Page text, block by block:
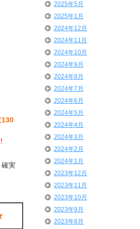
130
確実
2025年5月
2025年1月
2024年12月
2024年11月
2024年10月
2024年9月
2024年8月
2024年7月
2024年6月
2024年5月
2024年4月
2024年3月
2024年2月
2024年1月
2023年12月
2023年11月
2023年10月
2023年9月
2023年8月